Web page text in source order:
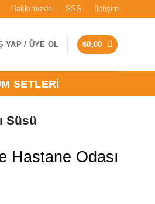
Hakkımızda SSS İletişim
YAP / ÜYE OL ₺0,00
SETLERI
Süsü
Hastane Odası